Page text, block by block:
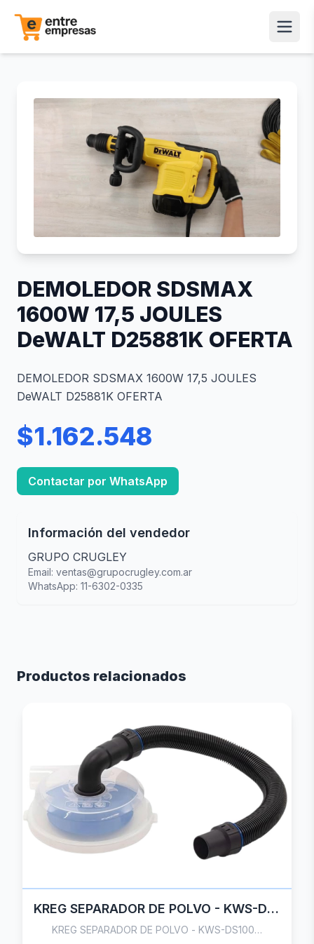
DEMOLEDOR SDSMAX
1600W 17,5 JOULES
DeWALT D25881K OFERTA
DEMOLEDOR SDSMAX 1600W 17,5 JOULES
DeWALT D25881K OFERTA
$1.162.548
Contactar por WhatsApp
Información del vendedor
GRUPO CRUGLEY
Email: ventas@grupocrugley.com.ar
WhatsApp: 11-6302-0335
Productos relacionados
KREG SEPARADOR DE POLVO - KWS-DS100
KREG SEPARADOR DE POLVO - KWS-DS100…